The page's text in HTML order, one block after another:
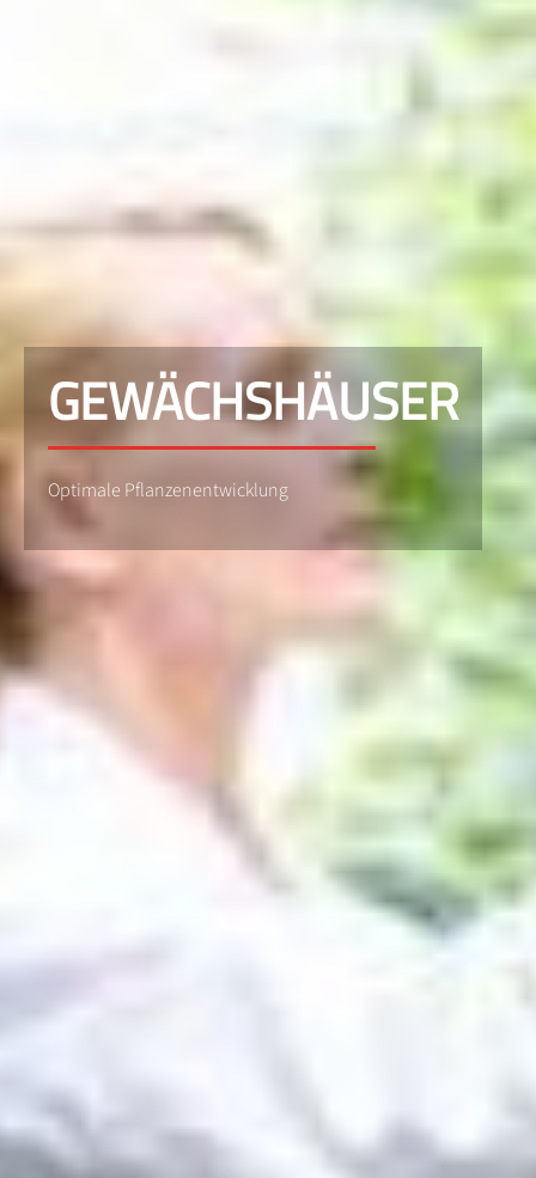
GEWÄCHSHÄUSER
Optimale Pflanzenentwicklung